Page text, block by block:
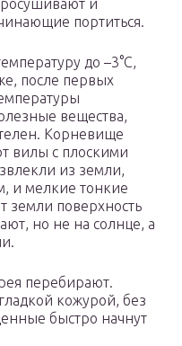
и
портиться.
до –3°С,
после первых
вещества,
Корневище
вилы с плоскими
из земли,
и мелкие тонкие
земли поверхность
но не на солнце, а
перебирают.
кожурой, без
быстро начнут